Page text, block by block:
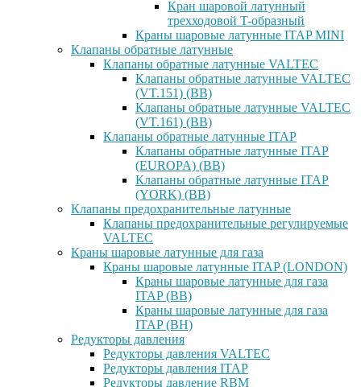
Кран шаровой латунный
трехходовой T-образный
Краны шаровые латунные ITAP MINI
Клапаны обратные латунные
Клапаны обратные латунные VALTEC
Клапаны обратные латунные VALTEC
(VT.151) (ВВ)
Клапаны обратные латунные VALTEC
(VT.161) (ВВ)
Клапаны обратные латунные ITAP
Клапаны обратные латунные ITAP
(EUROPA) (ВВ)
Клапаны обратные латунные ITAP
(YORK) (ВВ)
Клапаны предохранительные латунные
Клапаны предохранительные регулируемые
VALTEC
Краны шаровые латунные для газа
Краны шаровые латунные ITAP (LONDON)
Краны шаровые латунные для газа
ITAP (ВВ)
Краны шаровые латунные для газа
ITAP (ВН)
Редукторы давления
Редукторы давления VALTEC
Редукторы давления ITAP
Редукторы давление RBM